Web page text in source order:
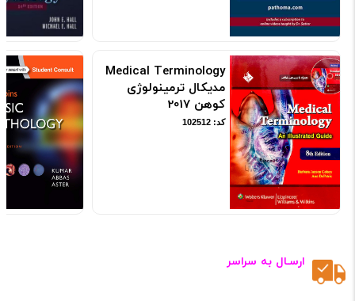
Medical Terminology
مدیکال ترمینولوژی
کوهن 2017
کد: 102512
ارسـال به سراسر